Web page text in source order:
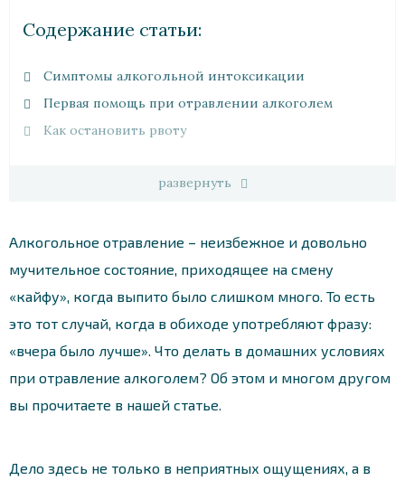
Cодержание статьи:
Симптомы алкогольной интоксикации
Первая помощь при отравлении алкоголем
Как остановить рвоту
развернуть
Алкогольное отравление – неизбежное и довольно
мучительное состояние, приходящее на смену
«кайфу», когда выпито было слишком много. То есть
это тот случай, когда в обиходе употребляют фразу:
«вчера было лучше». Что делать в домашних условиях
при отравление алкоголем? Об этом и многом другом
вы прочитаете в нашей статье.
Дело здесь не только в неприятных ощущениях, а в